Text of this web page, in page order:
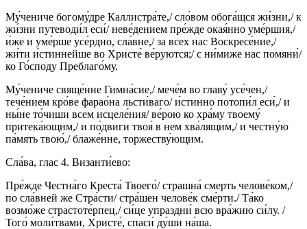
Му́чениче богому́дре Каллистра́те,/ сло́вом обога́щся жи́зни,/ к
жи́зни путеводи́л еси́/ неве́дением пре́жде окая́нно уме́ршия,/
и́же и уме́рше усе́рдно, сла́вне,/ за всех нас Воскресе́ние,/
жи́ти и́стиннейше во Христе́ ве́руются;/ с ни́миже нас помяни́/
ко Го́споду Преблаго́му.
Му́чениче свяще́нне Гимна́сие,/ мече́м во главу́ усе́чен,/
тече́нием кро́ве фарао́на льсти́ваго/ и́стинно потопи́л еси́,/ и
ны́не то́чиши всем исцеле́ния/ ве́рою ко хра́му твоему́
притека́ющим,/ и по́двиги твоя́ в нем хва́лящим,/ и честну́ю
па́мять твою́,/ блаже́нне, торжеству́ющим.
Сла́ва, глас 4. Византи́ево:
Пре́жде Честна́го Креста́ Твоего́/ страшна́ смерть челове́ком,/
по сла́вней же Стра́сти/ стра́шен челове́к сме́рти./ Та́ко
возмо́же страстоте́рпец,/ си́це упраздни́ всю вра́жию си́лу. /
Того́ моли́твами, Христе́, спаси́ ду́ши на́ша.